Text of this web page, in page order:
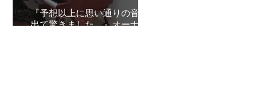
『予想以上に思い通りの音が
出て驚きました。』オーナー